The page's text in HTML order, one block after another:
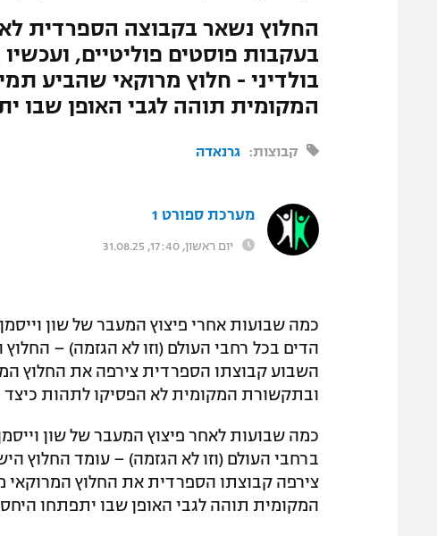
החלוץ נשאר בקבוצה הספרדית
בעקבות פוסטים פוליטיים,
בולדיני - חלוץ מרוקאי שהביע
המקומית תוהה לגבי האופן שבו
קבוצות: גרנאדה
מערכת ספורט 1
יום ראשון, 17:40, 31.08.25
כמה שבועות אחרי פיצוץ המעבר של שון
הדים בכל רחבי העולם (וזו לא הגזמה) –
השבוע קבוצתו הספרדית צירפה את החלוץ
ובתקשורת המקומית לא הפסיקו לתהות כיצד
כמה שבועות לאחר פיצוץ המעבר של שון
ברחבי העולם (וזו לא הגזמה) – עומד החלוץ
צירפה קבוצתו הספרדית את החלוץ המרוקאי
המקומית תוהה לגבי האופן שבו יתפתחו